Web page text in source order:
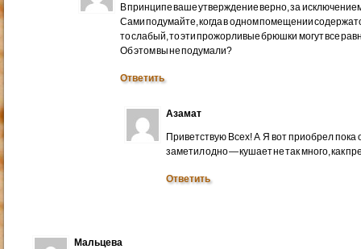
В принципе ваше утверждение верно, за
Сами подумайте, когда в одном помещении
то слабый, то эти прожорливые брюшки могут все
Об этом вы не подумали?
Ответить
Азамат
Приветствую Всех! А Я вот приобрел
заметил одно — кушает не так много, как
Ответить
Мальцева